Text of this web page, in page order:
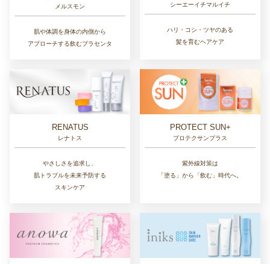
メルスモン
肌や体調を身体の内側から
アプローチする飲むプラセンタ
シーエーイチマルイチ
ハリ・コシ・ツヤのある
髪を育むヘアケア
RENATUS
レナトス
やさしさを追求し、
肌トラブルを未来予防する
スキンケア
PROTECT SUN+
プロテクサンプラス
紫外線対策は
「塗る」から「飲む」時代へ。